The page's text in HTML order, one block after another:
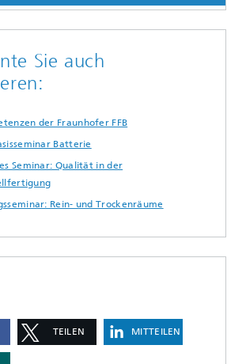
Sie auch
der Fraunhofer FFB
Batterie
Seminar: Qualität in der
Rein- und Trockenräume
TEILEN MITTEILEN